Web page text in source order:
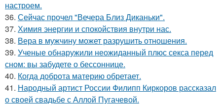
настроем.
36. Сейчас прочел "Вечера Близ Диканьки".
37. Химия энергии и спокойствия внутри нас.
38. Вера в мужчину может разрушить отношения.
39. Ученые обнаружили неожиданный плюс секса перед
сном: вы забудете о бессоннице.
40. Когда доброта материю обретает.
41. Народный артист России Филипп Киркоров рассказал
о своей свадьбе с Аллой Пугачевой.